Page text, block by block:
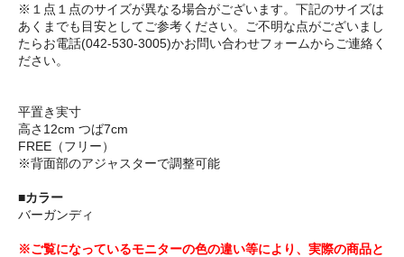
※１点１点のサイズが異なる場合がございます。下記のサイズは
あくまでも目安としてご参考ください。ご不明な点がございまし
たらお電話(042-530-3005)かお問い合わせフォームからご連絡く
ださい。
平置き実寸
高さ12cm つば7cm
FREE（フリー）
※背面部のアジャスターで調整可能
■カラー
バーガンディ
※ご覧になっているモニターの色の違い等により、実際の商品と